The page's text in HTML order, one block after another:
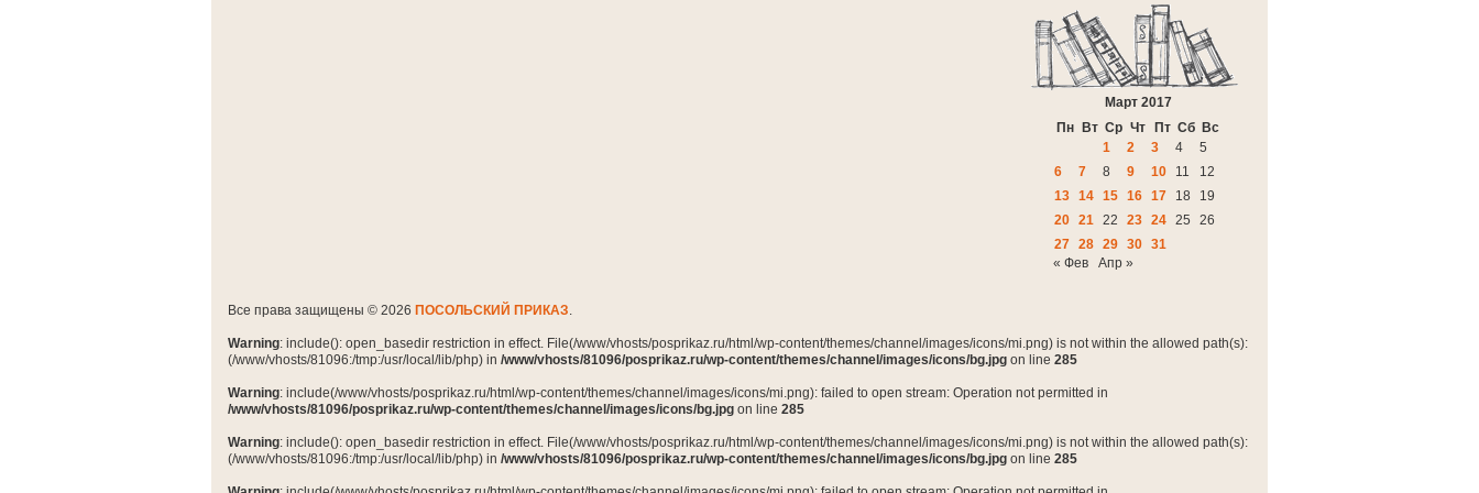
Март 2017
Пн
Вт Ср Чт Пт Сб Вс
1
2 3 4
5
6
7 8 9 10 11
12
13 14 15 16 17 18
19
20 21 22 23 24 25
26
27 28 29 30 31
« Фев
Апр »
Все права защищены © 2026 ПОСОЛЬСКИЙ ПРИКАЗ.
Warning: include(): open_basedir restriction in effect. File(/www/vhosts/posprikaz.ru/html/wp-content/themes/channel/images/icons/mi.png) is not within the allowed path(s):
(/www/vhosts/81096:/tmp:/usr/local/lib/php) in /www/vhosts/81096/posprikaz.ru/wp-content/themes/channel/images/icons/bg.jpg on line 285
Warning: include(/www/vhosts/posprikaz.ru/html/wp-content/themes/channel/images/icons/mi.png): failed to open stream: Operation not permitted in
/www/vhosts/81096/posprikaz.ru/wp-content/themes/channel/images/icons/bg.jpg on line 285
Warning: include(): open_basedir restriction in effect. File(/www/vhosts/posprikaz.ru/html/wp-content/themes/channel/images/icons/mi.png) is not within the allowed path(s):
(/www/vhosts/81096:/tmp:/usr/local/lib/php) in /www/vhosts/81096/posprikaz.ru/wp-content/themes/channel/images/icons/bg.jpg on line 285